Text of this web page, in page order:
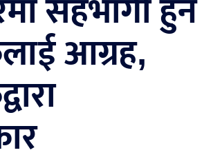
सहभागी हुन
आग्रह,